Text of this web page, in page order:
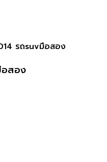
รถsuvมือสอง
สอง